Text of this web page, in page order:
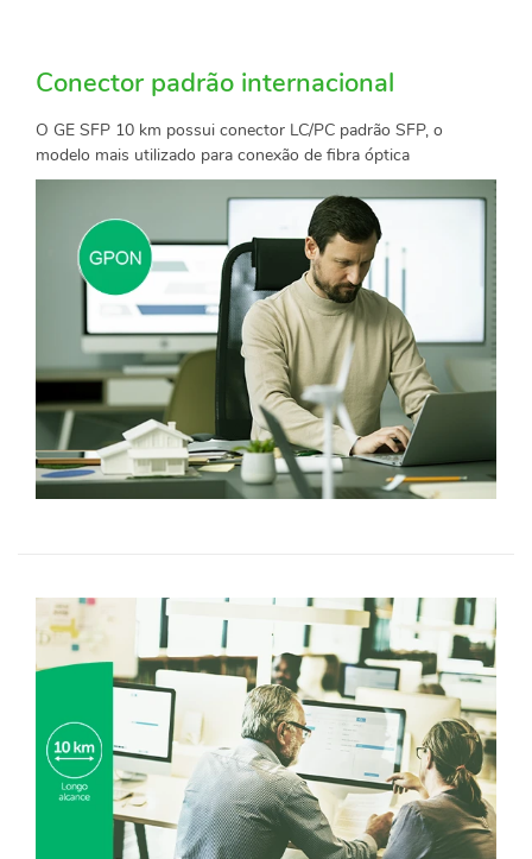
Conector padrão internacional
O GE SFP 10 km possui conector LC/PC padrão SFP, o
modelo mais utilizado para conexão de fibra óptica